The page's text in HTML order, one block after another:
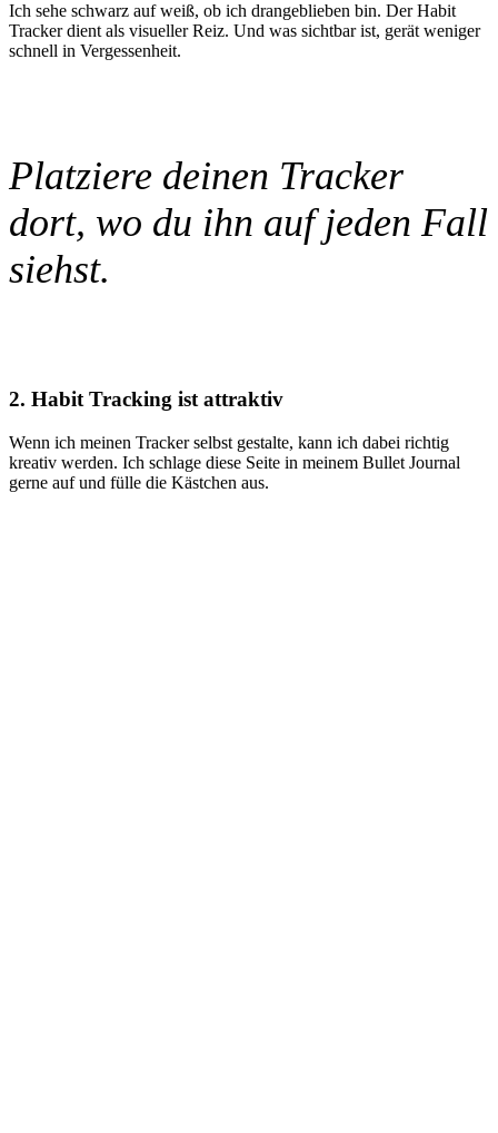
Ich sehe schwarz auf weiß, ob ich drangeblieben bin. Der Habit
Tracker dient als visueller Reiz. Und was sichtbar ist, gerät weniger
schnell in Vergessenheit.
Platziere deinen Tracker
dort, wo du ihn auf jeden Fall
siehst.
2. Habit Tracking ist attraktiv
Wenn ich meinen Tracker selbst gestalte, kann ich dabei richtig
kreativ werden. Ich schlage diese Seite in meinem Bullet Journal
gerne auf und fülle die Kästchen aus.